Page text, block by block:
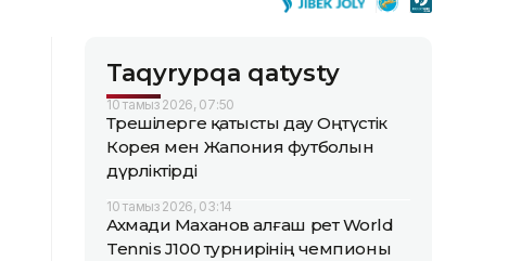
Taqyrypqa qatysty
10 тамыз 2026, 07:50
Төрешілерге қатысты дау Оңтүстік
Корея мен Жапония футболын
дүрліктірді
10 тамыз 2026, 03:14
Ахмади Маханов алғаш рет World
Tennis J100 турнирінің чемпионы